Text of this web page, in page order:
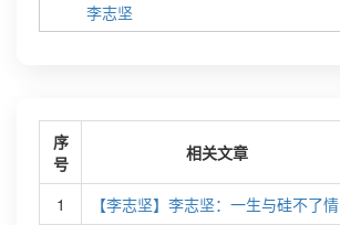
李志坚
序
号
相关文章
1 【李志坚】李志坚：一生与硅不了情